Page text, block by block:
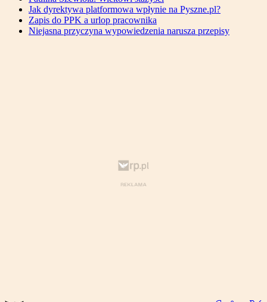
Jak dyrektywa platformowa wpłynie na Pyszne.pl?
Zapis do PPK a urlop pracownika
Niejasna przyczyna wypowiedzenia narusza przepisy